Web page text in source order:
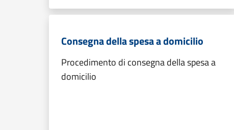
Consegna della spesa a domicilio
Procedimento di consegna della spesa a
domicilio